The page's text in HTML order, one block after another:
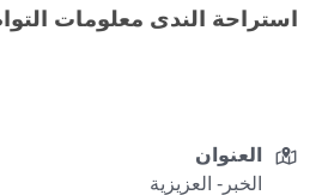
استراحة الندى معلومات
العنوان
الخبر- العزيزية